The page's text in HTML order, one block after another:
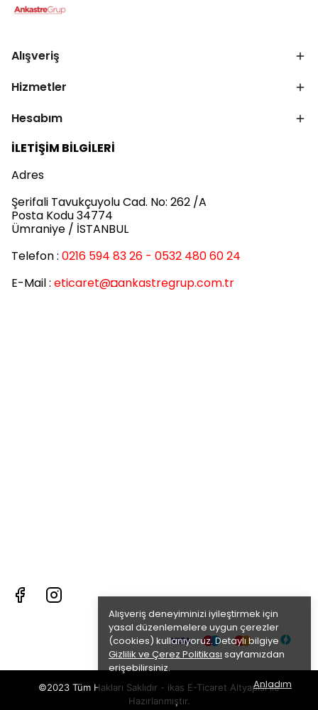
Alışveriş deneyiminizi iyileştirmek için
yasal düzenlemelere uygun çerezler
(cookies) kullanıyoruz. Detaylı bilgiye
Gizlilik ve Çerez Politikası sayfamızdan
erişebilirsiniz.
Anladım
Alışveriş
Hizmetler
Hesabım
İLETİŞİM BİLGİLERİ
Adres
Şerifali Tavukçuyolu Cad. No: 262 /A
Posta Kodu 34774
Ümraniye / İSTANBUL
Telefon : 0216 594 83 26 - 0532 480 60 24
E-Mail : eticaret@◘ankastregrup.com.tr
©2023 Tüm Hakları Saklıdır - ikas E-Ticaret Altyapısı ile
Hazırlanmıştır.